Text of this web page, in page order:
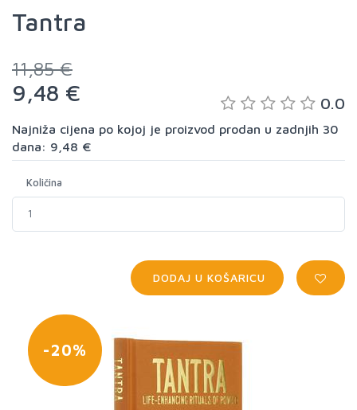
Tantra
11,85 €
9,48 € 0.0
Najniža cijena po kojoj je proizvod prodan u zadnjih 30
dana: 9,48 €
Količina
DODAJ U KOŠARICU
-20%